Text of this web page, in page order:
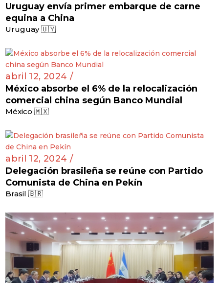
Uruguay envía primer embarque de carne
equina a China
Uruguay 🇺🇾
abril 12, 2024 /
México absorbe el 6% de la relocalización
comercial china según Banco Mundial
México 🇲🇽
abril 12, 2024 /
Delegación brasileña se reúne con Partido
Comunista de China en Pekín
Brasil 🇧🇷